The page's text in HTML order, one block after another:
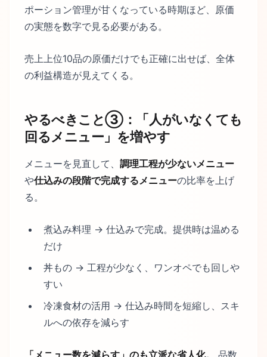
ポーション管理が甘くなっている時期ほど、原価
の実態を数字で見る必要がある。
売上上位10品の原価だけでも正確に出せば、全体
の利益構造が見えてくる。
やるべきこと③：「人がいなくても
回るメニュー」を増やす
メニューを見直して、 調理工程が少ないメニュー
や仕込みの段階で完成するメニューの比率を上げ
る。
煮込み料理 → 仕込みで完成。提供時は温める
だけ
丼もの → 工程が少なく、ワンオペでも回しや
すい
冷凍食材の活用 → 仕込み時間を短縮し、スキ
ルへの依存を減らす
「メニュー数を減らす」のも立派な省人化。 品数